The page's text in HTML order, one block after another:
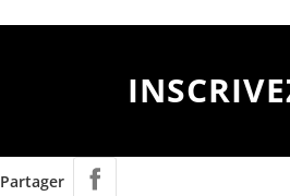
Partager